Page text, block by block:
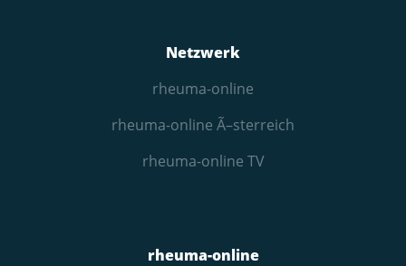
Netzwerk
rheuma-online
rheuma-online Ã–sterreich
rheuma-online TV
rheuma-online